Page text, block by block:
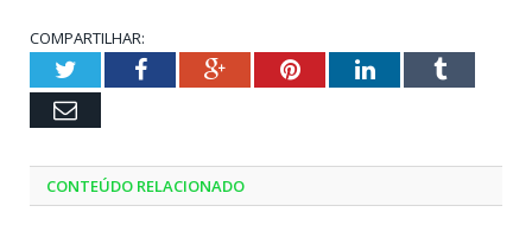
COMPARTILHAR:
TwitterFacebookGoogle+PinterestLinkedInTumblr
Email
CONTEÚDO RELACIONADO